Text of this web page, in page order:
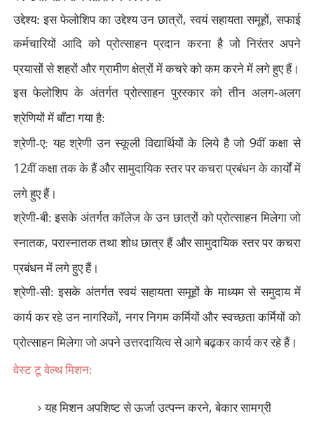
उद्देश्य: इस फेलोशिप का उद्देश्य उन छात्रों,स्वयं सहायता समूहों,सफाई
कर्मचारियों आदि को प्रोत्साहन प्रदान करना है जो निरंतर अपने
प्रयासों से शहरों और ग्रामीण क्षेत्रों में कचरे को कम करने में लगे हुए हैं।
इस फेलोशिप के अंतर्गत प्रोत्साहन पुरस्कार को तीन अलग-अलग
श्रेणियों में बाँटा गया है:
श्रेणी-ए: यह श्रेणी उन स्कूली विद्यार्थियों के लिये है जो 9वीं कक्षा से
12वीं कक्षा तक के हैं और सामुदायिक स्तर पर कचरा प्रबंधन के कार्यों में
लगे हुए हैं।
श्रेणी-बी: इसके अंतर्गत कॉलेज के उन छात्रों को प्रोत्साहन मिलेगा जो
स्नातक,परास्नातक तथा शोध छात्र हैं और सामुदायिक स्तर पर कचरा
प्रबंधन में लगे हुए हैं।
श्रेणी-सी: इसके अंतर्गत स्वयं सहायता समूहों के माध्यम से समुदाय में
कार्य कर रहे उन नागरिकों,नगर निगम कर्मियों और स्वच्छता कर्मियों को
प्रोत्साहन मिलेगा जो अपने उत्तरदायित्व से आगे बढ़कर कार्य कर रहे हैं।
वेस्ट टू वेल्थ मिशन:
यह मिशन अपशिष्ट से ऊर्जा उत्पन्न करने,बेकार सामग्री